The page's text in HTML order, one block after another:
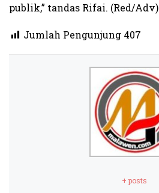
publik,” tandas Rifai. (Red/Adv)
Jumlah Pengunjung 407
+ posts